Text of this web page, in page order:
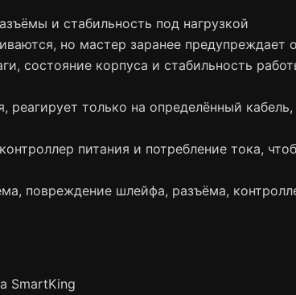
и стабильность под нагрузкой
но мастер заранее предупреждает
состояние корпуса и стабильность
реагирует только на определённый
питания и потребление тока,
повреждение шлейфа, разъёма,
SmartKing